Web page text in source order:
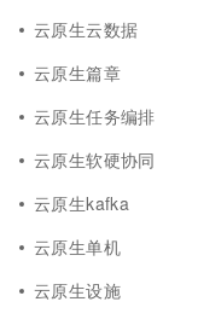
云原生云数据
云原生篇章
云原生任务编排
云原生软硬协同
云原生kafka
云原生单机
云原生设施